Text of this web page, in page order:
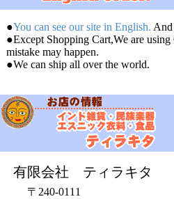
●You can see our site in English. And
●Except Shopping Cart,We are
mistake may happen.
●We can ship all over the world.
有限会社 ティラキタ
〒240-0111